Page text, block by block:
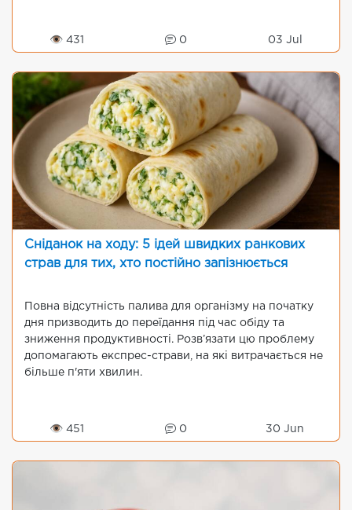
👁 431 0 03 Jul
Сніданок на ходу: 5 ідей швидких ранкових
страв для тих, хто постійно запізнюється
Повна відсутність палива для організму на початку
дня призводить до переїдання під час обіду та
зниження продуктивності. Розв’язати цю проблему
допомагають експрес-страви, на які витрачається не
більше п'яти хвилин.
👁 451 0 30 Jun